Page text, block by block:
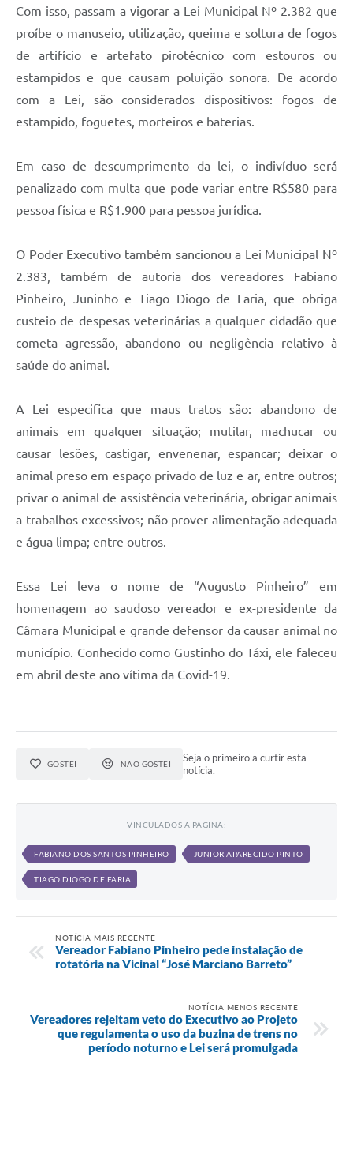
Com isso, passam a vigorar a Lei Municipal Nº 2.382 que
proíbe o manuseio, utilização, queima e soltura de fogos
de artifício e artefato pirotécnico com estouros ou
estampidos e que causam poluição sonora. De acordo
com a Lei, são considerados dispositivos: fogos de
estampido, foguetes, morteiros e baterias.
Em caso de descumprimento da lei, o indivíduo será
penalizado com multa que pode variar entre R$580 para
pessoa física e R$1.900 para pessoa jurídica.
O Poder Executivo também sancionou a Lei Municipal Nº
2.383, também de autoria dos vereadores Fabiano
Pinheiro, Juninho e Tiago Diogo de Faria, que obriga
custeio de despesas veterinárias a qualquer cidadão que
cometa agressão, abandono ou negligência relativo à
saúde do animal.
A Lei especifica que maus tratos são: abandono de
animais em qualquer situação; mutilar, machucar ou
causar lesões, castigar, envenenar, espancar; deixar o
animal preso em espaço privado de luz e ar, entre outros;
privar o animal de assistência veterinária, obrigar animais
a trabalhos excessivos; não prover alimentação adequada
e água limpa; entre outros.
Essa Lei leva o nome de “Augusto Pinheiro” em
homenagem ao saudoso vereador e ex-presidente da
Câmara Municipal e grande defensor da causar animal no
município. Conhecido como Gustinho do Táxi, ele faleceu
em abril deste ano vítima da Covid-19.
GOSTEI NÃO GOSTEI
Seja o primeiro a curtir esta
notícia.
VINCULADOS À PÁGINA:
FABIANO DOS SANTOS PINHEIRO JUNIOR APARECIDO PINTO
TIAGO DIOGO DE FARIA
NOTÍCIA MAIS RECENTE
Vereador Fabiano Pinheiro pede instalação de
rotatória na Vicinal “José Marciano Barreto”
NOTÍCIA MENOS RECENTE
Vereadores rejeitam veto do Executivo ao Projeto
que regulamenta o uso da buzina de trens no
período noturno e Lei será promulgada